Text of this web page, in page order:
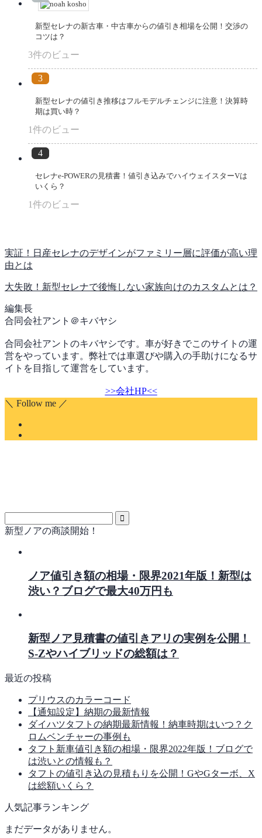
新型セレナの新古車・中古車からの値引き相場を公開！交渉の
コツは？
3件のビュー
新型セレナの値引き推移はフルモデルチェンジに注意！決算時
期は買い時？
1件のビュー
セレナe-POWERの見積書！値引き込みでハイウェイスターVは
いくら？
1件のビュー
実証！日産セレナのデザインがファミリー層に評価が高い理
由とは
大失敗！新型セレナで後悔しない家族向けのカスタムとは？
編集長
合同会社アント＠キバヤシ
合同会社アントのキバヤシです。車が好きでこのサイトの運
営をやっています。弊社では車選びや購入の手助けになるサ
イトを目指して運営をしています。
>>会社HP<<
＼ Follow me ／
新型ノアの商談開始！
ノア値引き額の相場・限界2021年版！新型は
渋い？ブログで最大40万円も
新型ノア見積書の値引きアリの実例を公開！
S-Zやハイブリッドの総額は？
最近の投稿
プリウスのカラーコード
【通知設定】納期の最新情報
ダイハツタフトの納期最新情報！納車時期はいつ？ク
ロムベンチャーの事例も
タフト新車値引き額の相場・限界2022年版！ブログで
は渋いとの情報も？
タフトの値引き込の見積もりを公開！GやGターボ、X
は総額いくら？
人気記事ランキング
まだデータがありません。